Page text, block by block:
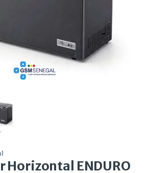
Horizontal ENDURO